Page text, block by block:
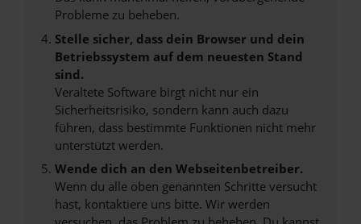
Probleme zu beheben.
Stelle sicher, dass dein Browser und dein
Betriebssystem auf dem neuesten Stand
sind.
Veraltete Software birgt nicht nur ein
Sicherheitsrisiko, sondern kann auch dazu
führen, dass bestimmte Funktionen nicht mehr
unterstützt werden.
Wende dich an den Webseitenbetreiber.
Wenn du alle oben genannten Schritte versucht
hast, kontaktiere uns bitte. Wir werden